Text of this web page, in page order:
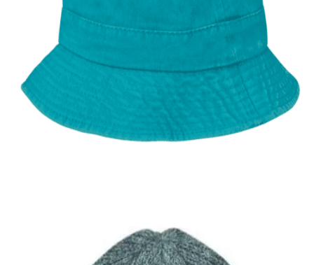
Quick View
ΑΝΔΡΙΚΑ ΚΑΠΕΛΑ